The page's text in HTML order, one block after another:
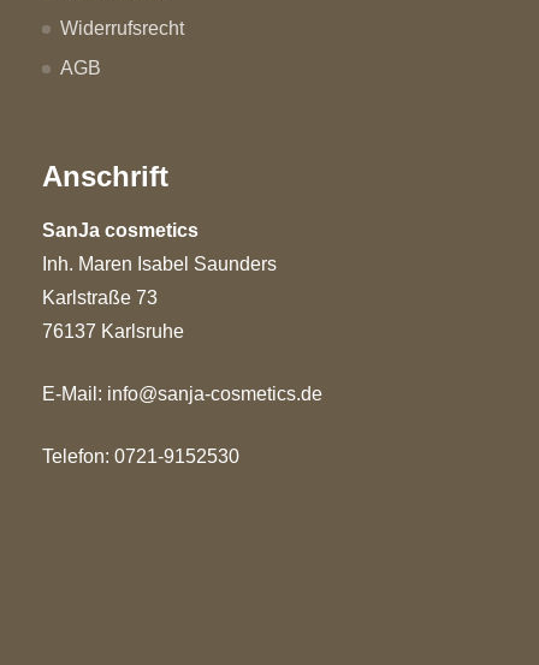
Widerrufsrecht
AGB
Anschrift
SanJa cosmetics
Inh. Maren Isabel Saunders
Karlstraße 73
76137 Karlsruhe
E-Mail: info@sanja-cosmetics.de
Telefon: 0721-9152530